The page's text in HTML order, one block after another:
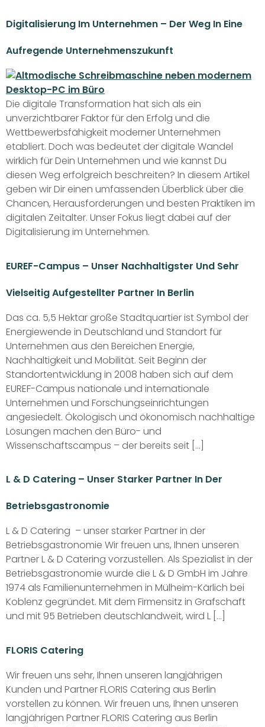
Digitalisierung Im Unternehmen – Der Weg In Eine
Aufregende Unternehmenszukunft
Die digitale Transformation hat sich als ein
unverzichtbarer Faktor für den Erfolg und die
Wettbewerbsfähigkeit moderner Unternehmen
etabliert. Doch was bedeutet der digitale Wandel
wirklich für Dein Unternehmen und wie kannst Du
diesen Weg erfolgreich beschreiten? In diesem Artikel
geben wir Dir einen umfassenden Überblick über die
Chancen, Herausforderungen und besten Praktiken im
digitalen Zeitalter. Unser Fokus liegt dabei auf der
Digitalisierung im Unternehmen.
EUREF-Campus – Unser Nachhaltigster Und Sehr
Vielseitig Aufgestellter Partner In Berlin
Das ca. 5,5 Hektar große Stadtquartier ist Symbol der
Energiewende in Deutschland und Standort für
Unternehmen aus den Bereichen Energie,
Nachhaltigkeit und Mobilität. Seit Beginn der
Standortentwicklung in 2008 haben sich auf dem
EUREF-Campus nationale und internationale
Unternehmen und Forschungseinrichtungen
angesiedelt. Ökologisch und ökonomisch nachhaltige
Lösungen machen den Büro- und
Wissenschaftscampus – der bereits seit […]
L & D Catering – Unser Starker Partner In Der
Betriebsgastronomie
L & D Catering – unser starker Partner in der
Betriebsgastronomie Wir freuen uns, Ihnen unseren
Partner L & D Catering vorzustellen. Als Spezialist in der
Betriebsgastronomie wurde die L & D GmbH im Jahre
1974 als Familienunternehmen in Mülheim-Kärlich bei
Koblenz gegründet. Mit dem Firmensitz in Grafschaft
und mit 95 Betrieben deutschlandweit, wird L […]
FLORIS Catering
Wir freuen uns sehr, Ihnen unseren langjährigen
Kunden und Partner FLORIS Catering aus Berlin
vorstellen zu können. Wir freuen uns, Ihnen unseren
langjährigen Partner FLORIS Catering aus Berlin